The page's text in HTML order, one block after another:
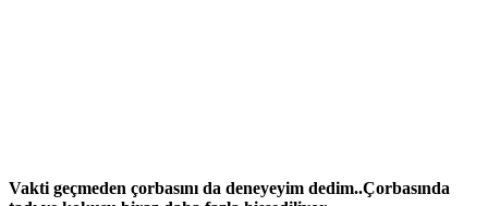
Vakti geçmeden çorbasını da deneyeyim dedim..Çorbasında